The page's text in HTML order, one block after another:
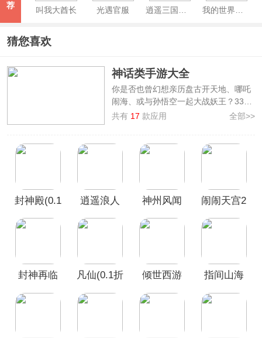
荐 叫我大酋长 光遇官服
猜您喜欢
神话类手游大全
你是否也曾幻想亲历盘古开天地、哪吒
闹海、或与孙悟空一起大战妖王？3322
软件下载站精心整理了
神话类手游大
话题材手游。这些神话手游既能重温那
下载试试，开始你的神话征程吧！
共有 17 款应用 全部>>
封神殿(0.1
无门槛代
逍遥浪人
神州风闻
闹闹天宫2
封神再临
凡仙(0.1折
极速修仙)
倾世西游
指间山海